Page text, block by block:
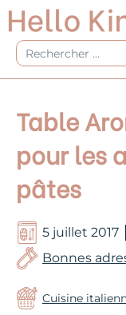
Aller
au
contenu
Rechercher
Table
pour les
pâtes
5 juillet 2017
Bonnes
Cuisine